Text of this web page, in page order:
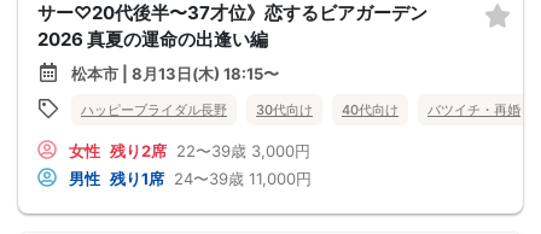
サー♡20代後半〜37才位》恋するビアガーデン
2026 真夏の運命の出逢い編
松本市 | 8月13日(木) 18:15〜
ハッピーブライダル長野 30代向け 40代向け バツイチ・再婚
女性 残り2席 22〜39歳 3,000円
男性 残り1席 24〜39歳 11,000円